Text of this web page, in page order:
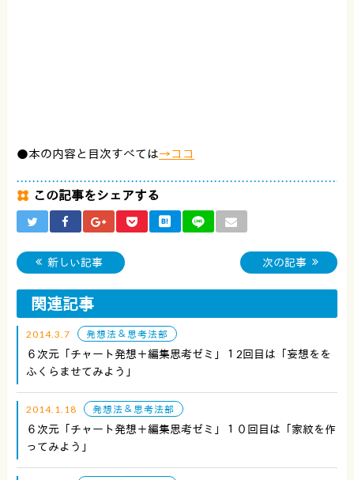
●本の内容と目次すべては→ココ
この記事をシェアする
新しい記事 次の記事
関連記事
2014.3.7 発想法＆思考法部
６次元「チャート発想＋編集思考ゼミ」１2回目は「妄想をを
ふくらませてみよう」
2014.1.18 発想法＆思考法部
６次元「チャート発想＋編集思考ゼミ」１０回目は「家紋を作
ってみよう」